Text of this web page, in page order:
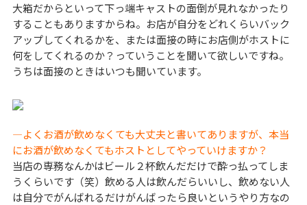
大箱だからといって下っ端キャストの面倒が見れなかったり
することもありますからね。お店が自分をどれくらいバック
アップしてくれるかを、または面接の時にお店側がホストに
何をしてくれるのか？っていうことを聞いて欲しいですね。
うちは面接のときはいつも聞いています。
―よくお酒が飲めなくても大丈夫と書いてありますが、本当
にお酒が飲めなくてもホストとしてやっていけますか？
当店の専務なんかはビール２杯飲んだだけで酔っ払ってしま
うくらいです（笑）飲める人は飲んだらいいし、飲めない人
は自分でがんばれるだけがんばったら良いというやり方なの